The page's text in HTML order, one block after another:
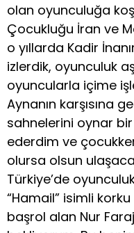
olan oyunculuğa
Çocukluğu İran ve
o yıllarda Kadir
izlerdik, oyunculuk
oyuncularla içime
Aynanın karşısına
sahnelerini oynar
ederdim ve
olursa olsun
Türkiye’de
“Hamail” isimli
başrol alan Nur